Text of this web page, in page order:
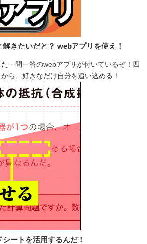
きたいだと？ webアプリを使え！
た一問一答のwebアプリが付いているぞ！四
ら、好きなだけ自分を追い込める！
ートを活用するんだ！